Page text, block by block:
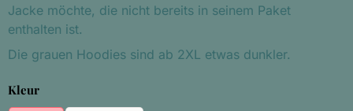
Jacke möchte, die nicht bereits in seinem Paket
enthalten ist.
Die grauen Hoodies sind ab 2XL etwas dunkler.
Eine Auswahl treffen für
Kleur